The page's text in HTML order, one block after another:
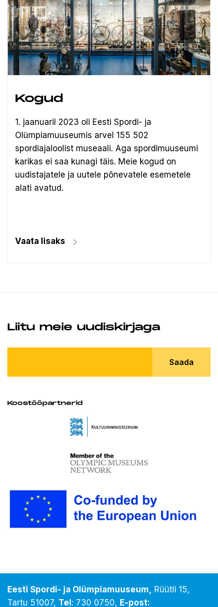
Kogud
1. jaanuaril 2023 oli Eesti Spordi- ja
Olümpiamuuseumis arvel 155 502
spordiajaloolist museaali. Aga spordimuuseumi
karikas ei saa kunagi täis. Meie kogud on
uudistajatele ja uutele põnevatele esemetele
alati avatud.
Vaata lisaks
Liitu meie uudiskirjaga
Saada
Koostööpartnerid
Eesti Spordi- ja Olümpiamuuseum, Rüütli 15,
Tartu 51007, Tel : 730 0750, E-post: